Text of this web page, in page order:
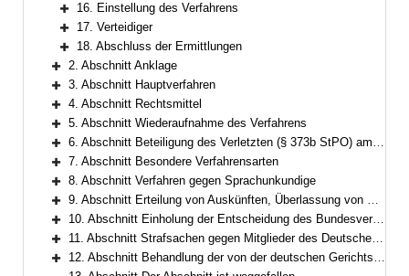
Bereich erweitern
16. Einstellung des Verfahrens
Bereich erweitern
17. Verteidiger
Bereich erweitern
18. Abschluss der Ermittlungen
Bereich erweitern
2. Abschnitt Anklage
Bereich erweitern
3. Abschnitt Hauptverfahren
Bereich erweitern
4. Abschnitt Rechtsmittel
Bereich erweitern
5. Abschnitt Wiederaufnahme des Verfahrens
Bereich erweitern
6. Abschnitt Beteiligung des Verletzten (§ 373b StPO) am Verfahren
Bereich erweitern
7. Abschnitt Besondere Verfahrensarten
Bereich erweitern
8. Abschnitt Verfahren gegen Sprachunkundige
Bereich erweitern
9. Abschnitt Erteilung von Auskünften, Überlassung von Kopien und Gewährung von Akteneinsicht
Bereich erweitern
10. Abschnitt Einholung der Entscheidung des Bundesverfassungsgerichts
Bereich erweitern
11. Abschnitt Strafsachen gegen Mitglieder des Deutschen Bundestages, der gesetzgebenden Körperschaften der Länder sowie des Europäischen Parlaments
Bereich erweitern
12. Abschnitt Behandlung der von der deutschen Gerichtsbarkeit befreiten Personen